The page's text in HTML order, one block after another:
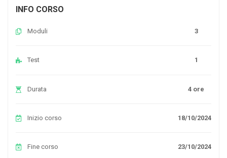
INFO CORSO
Moduli 3
Test 1
Durata 4 ore
Inizio corso 18/10/2024
Fine corso 23/10/2024